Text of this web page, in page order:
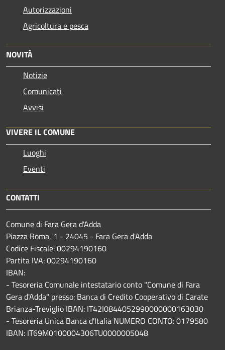
Autorizzazioni
Agricoltura e pesca
NOVITÀ
Notizie
Comunicati
Avvisi
VIVERE IL COMUNE
Luoghi
Eventi
CONTATTI
Comune di Fara Gera d'Adda
Piazza Roma, 1 - 24045 - Fara Gera d'Adda
Codice Fiscale: 00294190160
Partita IVA: 00294190160
IBAN:
- Tesoreria Comunale intestatario conto "Comune di Fara
Gera d'Adda" presso: Banca di Credito Cooperativo di Carate
Brianza-Treviglio IBAN: IT42I0844052990000000163030
- Tesoreria Unica Banca d'Italia NUMERO CONTO: 0179580
IBAN: IT69M0100004306TU0000005048